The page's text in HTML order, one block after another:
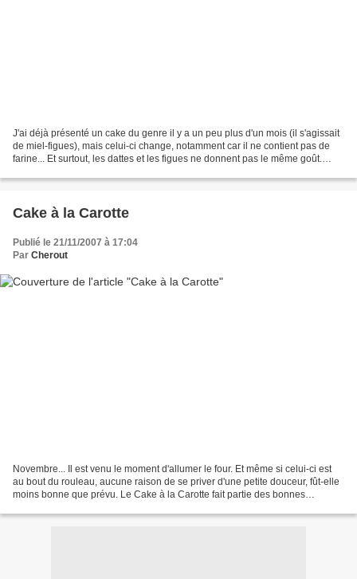
J'ai déjà présenté un cake du genre il y a un peu plus d'un mois (il s'agissait
de miel-figues), mais celui-ci change, notamment car il ne contient pas de
farine... Et surtout, les dattes et les figues ne donnent pas le même goût.
Cake à la Carotte
Publié le 21/11/2007 à 17:04
Par Cherout
Novembre... Il est venu le moment d'allumer le four. Et même si celui-ci est
au bout du rouleau, aucune raison de se priver d'une petite douceur, fût-elle
moins bonne que prévu. Le Cake à la Carotte fait partie des bonnes